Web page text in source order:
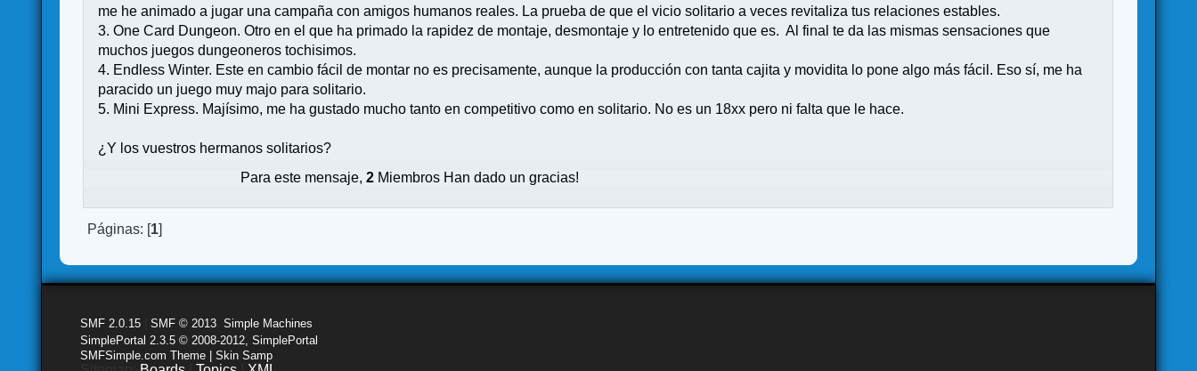
me he animado a jugar una campaña con amigos humanos reales. La prueba de que el vicio solitario a veces revitaliza tus relaciones estables.
3. One Card Dungeon. Otro en el que ha primado la rapidez de montaje, desmontaje y lo entretenido que es. Al final te da las mismas sensaciones que
muchos juegos dungeoneros tochisimos.
4. Endless Winter. Este en cambio fácil de montar no es precisamente, aunque la producción con tanta cajita y movidita lo pone algo más fácil. Eso sí, me ha
paracido un juego muy majo para solitario.
5. Mini Express. Majísimo, me ha gustado mucho tanto en competitivo como en solitario. No es un 18xx pero ni falta que le hace.
¿Y los vuestros hermanos solitarios?
Para este mensaje,2 Miembros Han dado un gracias!
Páginas: [1]
SMF 2.0.15 |SMF © 2013 ,Simple Machines
SimplePortal 2.3.5 © 2008-2012, SimplePortal
SMFSimple.com Theme | Skin Samp